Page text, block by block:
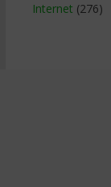
Internet (276)